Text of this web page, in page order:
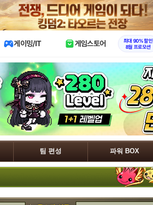
X
게이밍/IT 게임스토어
최대 90% 할인
8월 프로모션
팀 편성 파워 BOX